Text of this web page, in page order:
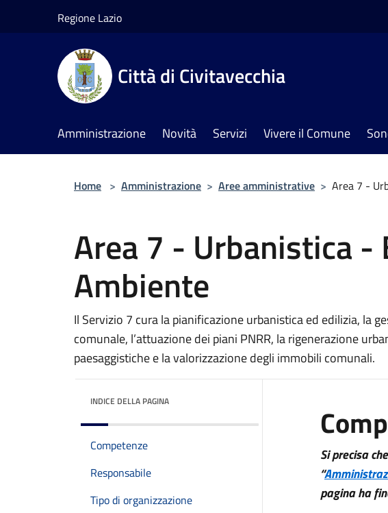
Regione Lazio
Città di Civitavecchia
Amministrazione Novità Servizi Vivere il Comune
Home > Amministrazione > Aree amministrative > Area 7 -
Area 7 - Urbanistica -
Ambiente
Il Servizio 7 cura la pianificazione urbanistica ed edilizia, la
comunale, l’attuazione dei piani PNRR, la rigenerazione
paesaggistiche e la valorizzazione degli immobili comunali.
INDICE DELLA PAGINA
Competenze
Responsabile
Tipo di organizzazione
Si precisa
“
pagina ha